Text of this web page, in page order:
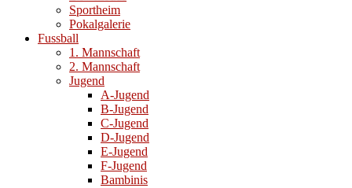
Sportheim
Pokalgalerie
Fussball
1. Mannschaft
2. Mannschaft
Jugend
A-Jugend
B-Jugend
C-Jugend
D-Jugend
E-Jugend
F-Jugend
Bambinis